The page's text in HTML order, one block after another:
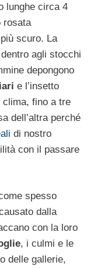
lunghe circa 4
rosata
scuro. La
agli stocchi
depongono
e l’insetto
clima, fino a tre
dell’altra perché
di nostro
con il passare
spesso
dalla
con la loro
, i culmi e le
delle gallerie,